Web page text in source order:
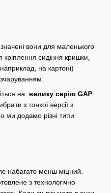
вони для маленького
сидіння кришки,
на картоні)
на велику серію GAP
з тонкої версії з
ми додамо різні типи
набагато менш міцний.
з технологічно